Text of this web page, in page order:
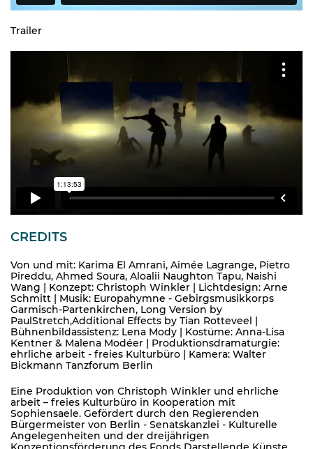
Trailer
CREDITS
Von und mit: Karima El Amrani, Aimée Lagrange, Pietro
Pireddu, Ahmed Soura, Aloalii Naughton Tapu, Naishi
Wang | Konzept: Christoph Winkler | Lichtdesign: Arne
Schmitt | Musik: Europahymne - Gebirgsmusikkorps
Garmisch-Partenkirchen, Long Version by
PaulStretch,Additional Effects by Tian Rotteveel |
Bühnenbildassistenz: Lena Mody | Kostüme: Anna-Lisa
Kentner & Malena Modéer | Produktionsdramaturgie:
ehrliche arbeit - freies Kulturbüro | Kamera: Walter
Bickmann Tanzforum Berlin
Eine Produktion von Christoph Winkler und ehrliche
arbeit – freies Kulturbüro in Kooperation mit
Sophiensaele. Gefördert durch den Regierenden
Bürgermeister von Berlin - Senatskanzlei - Kulturelle
Angelegenheiten und der dreijährigen